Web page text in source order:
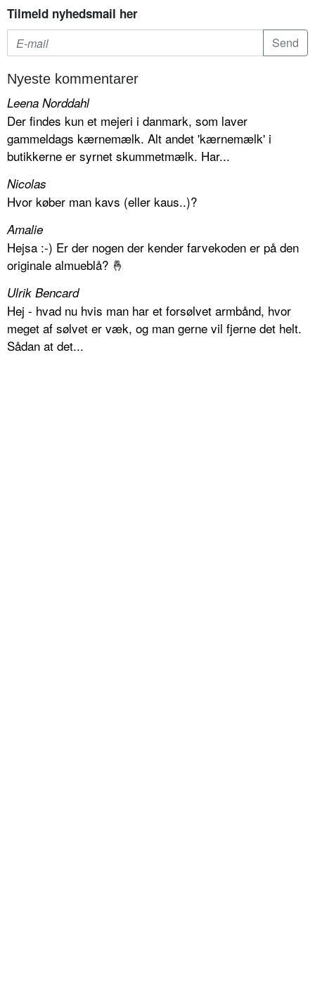
Tilmeld nyhedsmail her
Nyeste kommentarer
Leena Norddahl
Der findes kun et mejeri i danmark, som laver
gammeldags kærnemælk. Alt andet 'kærnemælk' i
butikkerne er syrnet skummetmælk. Har...
Nicolas
Hvor køber man kavs (eller kaus..)?
Amalie
Hejsa :-) Er der nogen der kender farvekoden er på den
originale almueblå? 🤞
Ulrik Bencard
Hej - hvad nu hvis man har et forsølvet armbånd, hvor
meget af sølvet er væk, og man gerne vil fjerne det helt.
Sådan at det...